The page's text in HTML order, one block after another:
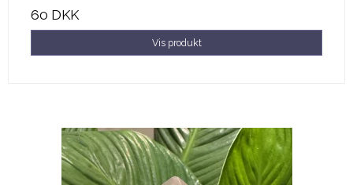
60 DKK
Vis produkt